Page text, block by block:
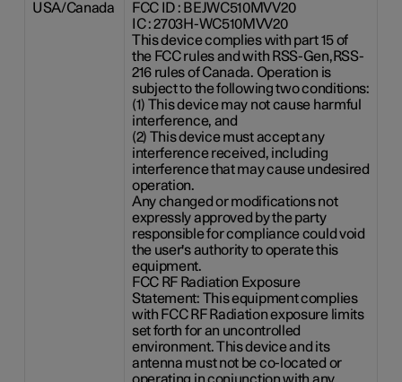
USA/Canada
FCC ID : BEJWC510MVV20
IC : 2703H-WC510MVV20
This device complies with part 15 of
the FCC rules and with RSS-Gen,RSS-
216 rules of Canada. Operation is
subject to the following two conditions:
(1) This device may not cause harmful
interference, and
(2) This device must accept any
interference received, including
interference that may cause undesired
operation.
Any changed or modifications not
expressly approved by the party
responsible for compliance could void
the user's authority to operate this
equipment.
FCC RF Radiation Exposure
Statement: This equipment complies
with FCC RF Radiation exposure limits
set forth for an uncontrolled
environment. This device and its
antenna must not be co-located or